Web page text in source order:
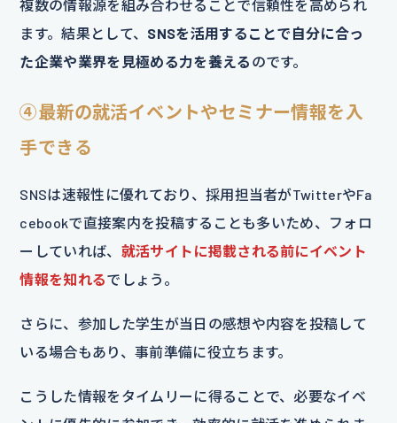
複数の情報源を組み合わせることで信頼性を高められ
ます。結果として、 SNSを活用することで自分に合っ
た企業や業界を見極める力を養える のです。
④最新の就活イベントやセミナー情報を入
手できる
SNSは速報性に優れており、採用担当者がTwitterやFa
cebookで直接案内を投稿することも多いため、フォロ
ーしていれば、 就活サイトに掲載される前にイベント
情報を知れるでしょう。
さらに、参加した学生が当日の感想や内容を投稿して
いる場合もあり、事前準備に役立ちます。
こうした情報をタイムリーに得ることで、必要なイベ